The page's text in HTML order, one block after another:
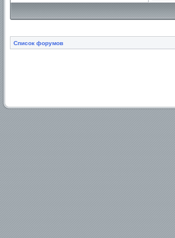
Список форумов